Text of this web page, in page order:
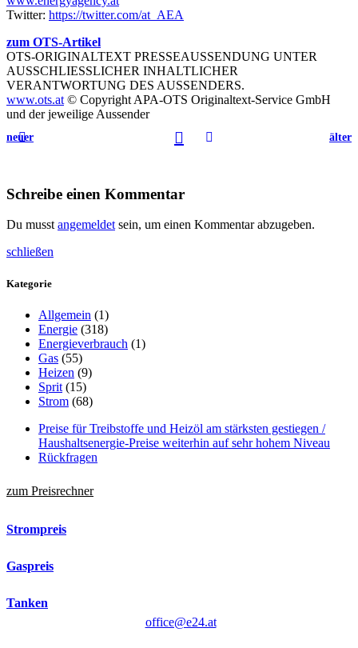
Twitter: https://twitter.com/at_AEA
zum OTS-Artikel
OTS-ORIGINALTEXT PRESSEAUSSENDUNG UNTER
AUSSCHLIESSLICHER INHALTLICHER
VERANTWORTUNG DES AUSSENDERS.
www.ots.at © Copyright APA-OTS Originaltext-Service GmbH
und der jeweilige Aussender
neuer älter
Schreibe einen Kommentar
Du musstangemeldetsein, um einen Kommentar abzugeben.
schließen
Kategorie
Allgemein (1)
Energie (318)
Energieverbrauch (1)
Gas (55)
Heizen (9)
Sprit (15)
Strom (68)
Preise für Treibstoffe und Heizöl am stärksten gestiegen /
Haushaltsenergie-Preise weiterhin auf sehr hohem Niveau
Rückfragen
zum Preisrechner
Strompreis
Gaspreis
Tanken
office@e24.at